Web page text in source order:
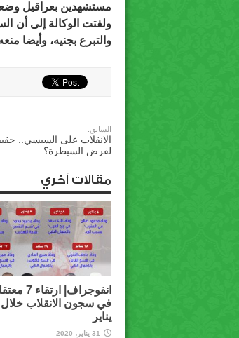
مستشهدين بعراقيل
ولفتت الوكالة إلى أن
والتبرع بجنيه، وأيضا
السابق:
الانقلاب على السيسي..
لفرض السيطرة؟
مقالات أخري
انفوجراف|
في سجون الانقلاب
يناير
31 يناير، 2020